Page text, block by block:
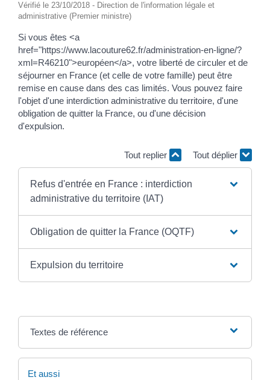
Vérifié le 23/10/2018 - Direction de l'information légale et
administrative (Premier ministre)
Si vous êtes <a
href="https://www.lacouture62.fr/administration-en-ligne/?
xml=R46210">européen</a>, votre liberté de circuler et de
séjourner en France (et celle de votre famille) peut être
remise en cause dans des cas limités. Vous pouvez faire
l'objet d'une interdiction administrative du territoire, d'une
obligation de quitter la France, ou d'une décision
d'expulsion.
Tout replier Tout déplier
Refus d'entrée en France : interdiction
administrative du territoire (IAT)
Obligation de quitter la France (OQTF)
Expulsion du territoire
Textes de référence
Et aussi